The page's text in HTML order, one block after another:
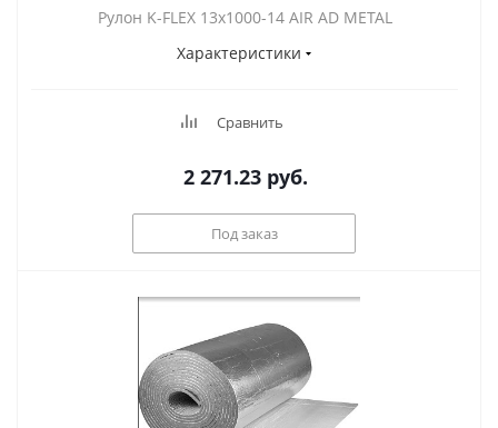
Рулон K-FLEX 13x1000-14 AIR AD METAL
Характеристики
Сравнить
2 271.23руб.
Под заказ